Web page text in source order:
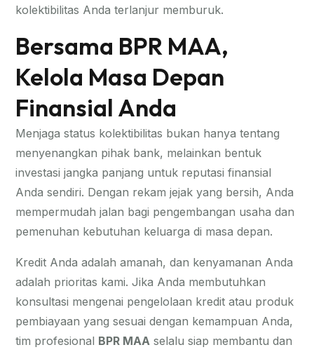
kolektibilitas Anda terlanjur memburuk.
Bersama BPR MAA,
Kelola Masa Depan
Finansial Anda
Menjaga status kolektibilitas bukan hanya tentang
menyenangkan pihak bank, melainkan bentuk
investasi jangka panjang untuk reputasi finansial
Anda sendiri. Dengan rekam jejak yang bersih, Anda
mempermudah jalan bagi pengembangan usaha dan
pemenuhan kebutuhan keluarga di masa depan.
Kredit Anda adalah amanah, dan kenyamanan Anda
adalah prioritas kami. Jika Anda membutuhkan
konsultasi mengenai pengelolaan kredit atau produk
pembiayaan yang sesuai dengan kemampuan Anda,
tim profesional BPR MAA selalu siap membantu dan